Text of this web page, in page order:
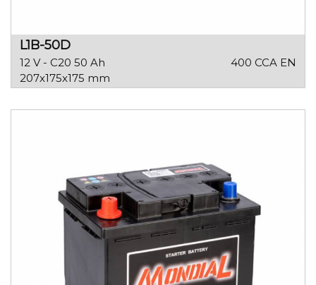
L1B-50D
12 V - C20 50 Ah
400 CCA EN
207x175x175 mm